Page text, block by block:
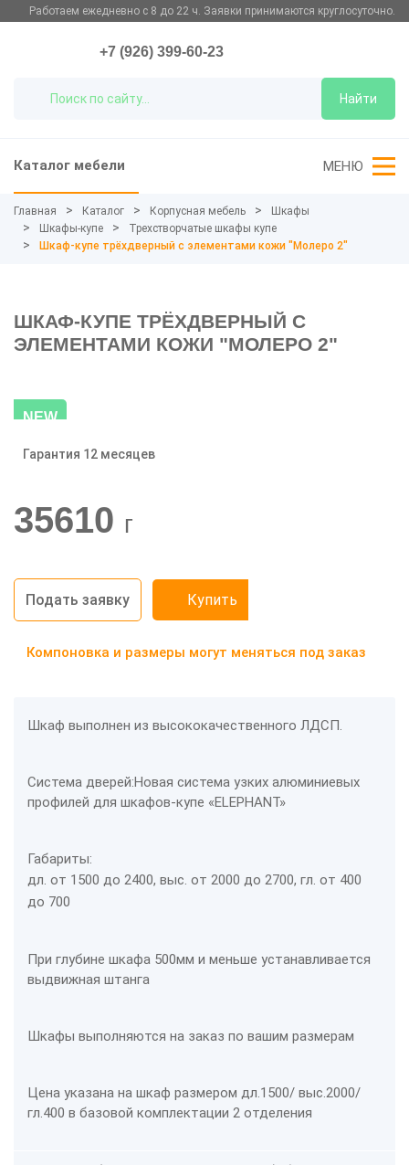
Работаем ежедневно с 8 до 22 ч. Заявки принимаются круглосуточно.
Найти
+7 (926) 399-60-23
Каталог мебели МЕНЮ
Главная Каталог Корпусная мебель
Шкафы
Шкафы-купе
Трехстворчатые шкафы купе
Шкаф-купе трёхдверный с элементами кожи "Молеро 2"
ШКАФ-КУПЕ ТРЁХДВЕРНЫЙ С
ЭЛЕМЕНТАМИ КОЖИ "МОЛЕРО 2"
NEW
-20%
Гарантия 12 месяцев
35610 г
Подать заявку Купить
Компоновка и размеры могут меняться под заказ
Шкаф выполнен из высококачественного ЛДСП.
Система дверей:Новая система узких алюминиевых
профилей для шкафов-купе «ELEPHANT»
Габариты:
дл. от 1500 до 2400, выс. от 2000 до 2700, гл. от 400
до 700
При глубине шкафа 500мм и меньше устанавливается
выдвижная штанга
Шкафы выполняются на заказ по вашим размерам
Цена указана на шкаф размером дл.1500/ выс.2000/
гл.400 в базовой комплектации 2 отделения